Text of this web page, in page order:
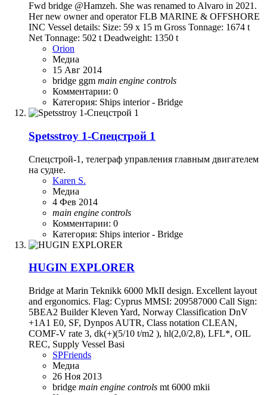
Fwd bridge @Hamzeh. She was renamed to Alvaro in 2021.
Her new owner and operator FLB MARINE & OFFSHORE
INC Vessel details: Size: 59 x 15 m Gross Tonnage: 1674 t
Net Tonnage: 502 t Deadweight: 1350 t
Orion
Медиа
15 Авг 2014
bridge ggm main engine controls
Комментарии: 0
Категория: Ships interior - Bridge
Spetsstroy 1-Спецстрой 1
Спецстрой-1, телеграф управления главным двигателем
на судне.
Karen S.
Медиа
4 Фев 2014
main engine controls
Комментарии: 0
Категория: Ships interior - Bridge
HUGIN EXPLORER
Bridge at Marin Teknikk 6000 MkII design. Excellent layout
and ergonomics. Flag: Cyprus MMSI: 209587000 Call Sign:
5BEA2 Builder Kleven Yard, Norway Classification DnV
+1A1 E0, SF, Dynpos AUTR, Class notation CLEAN,
COMF-V rate 3, dk(+)(5/10 t/m2 ), hl(2,0/2,8), LFL*, OIL
REC, Supply Vessel Basi
SPFriends
Медиа
26 Ноя 2013
bridge main engine controls mt 6000 mkii